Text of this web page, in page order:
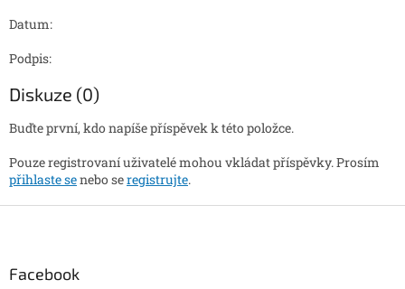
Datum:
Podpis:
Diskuze (0)
Buďte první, kdo napíše příspěvek k této položce.
Pouze registrovaní uživatelé mohou vkládat příspěvky. Prosím
přihlaste senebo seregistrujte.
Facebook